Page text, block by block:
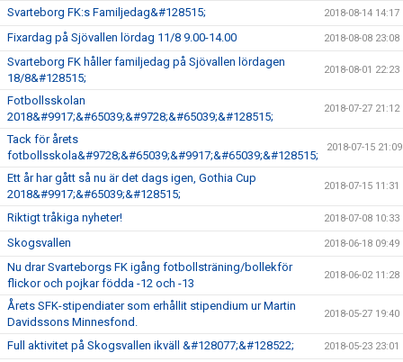
Svarteborg FK:s Familjedag&#128515; 2018-08-14 14:17
Fixardag på Sjövallen lördag 11/8 9.00-14.00 2018-08-08 23:08
Svarteborg FK håller familjedag på Sjövallen lördagen
18/8&#128515;
2018-08-01 22:23
Fotbollsskolan
2018&#9917;&#65039;&#9728;&#65039;&#128515;
2018-07-27 21:12
Tack för årets
fotbollsskola&#9728;&#65039;&#9917;&#65039;&#128515;
2018-07-15 21:09
Ett år har gått så nu är det dags igen, Gothia Cup
2018&#9917;&#65039;&#128515;
2018-07-15 11:31
Riktigt tråkiga nyheter! 2018-07-08 10:33
Skogsvallen 2018-06-18 09:49
Nu drar Svarteborgs FK igång fotbollsträning/bollekför
flickor och pojkar födda -12 och -13
2018-06-02 11:28
Årets SFK-stipendiater som erhållit stipendium ur Martin
Davidssons Minnesfond.
2018-05-27 19:40
Full aktivitet på Skogsvallen ikväll &#128077;&#128522; 2018-05-23 23:01